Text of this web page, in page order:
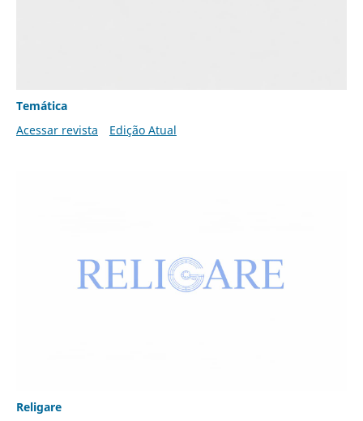
Temática
Acessar revista
Edição Atual
Religare